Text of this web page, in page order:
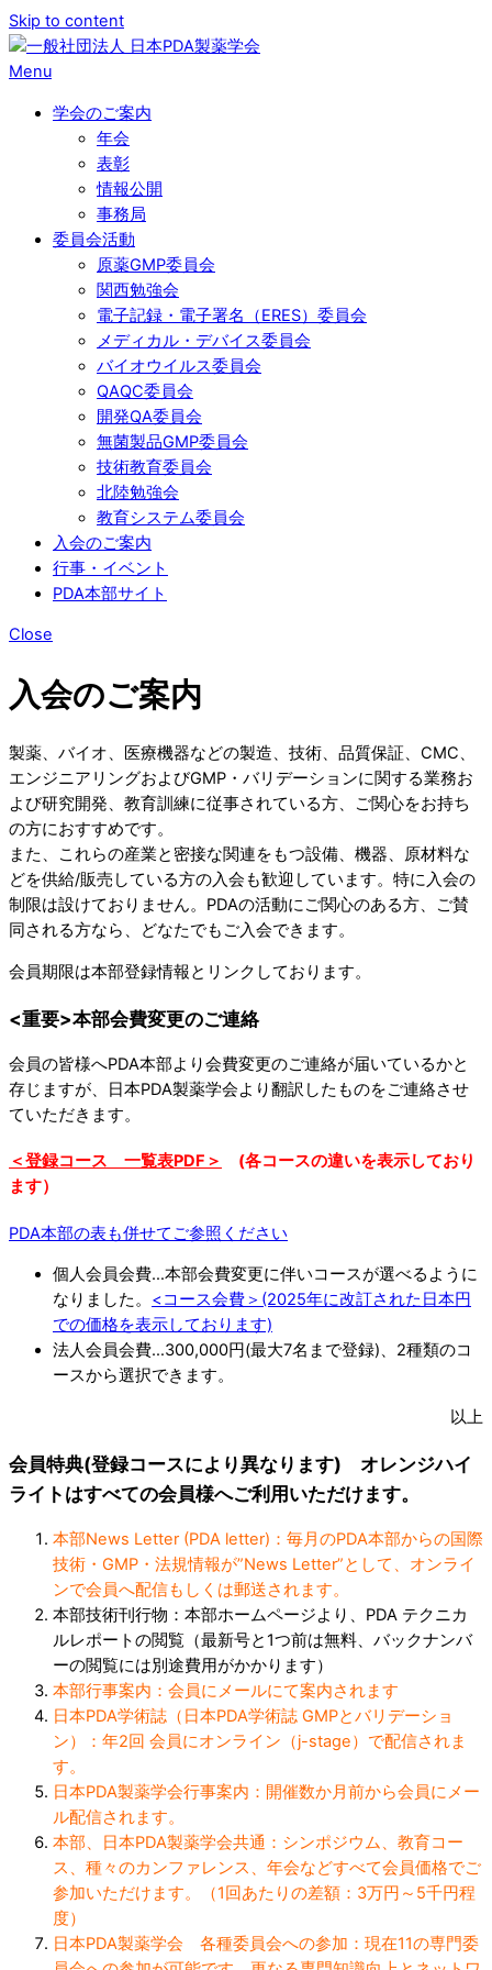
Skip to content
Menu
学会のご案内
年会
表彰
情報公開
事務局
委員会活動
原薬GMP委員会
関西勉強会
電子記録・電子署名（ERES）委員会
メディカル・デバイス委員会
バイオウイルス委員会
QAQC委員会
開発QA委員会
無菌製品GMP委員会
技術教育委員会
北陸勉強会
教育システム委員会
入会のご案内
行事・イベント
PDA本部サイト
Close
入会のご案内
製薬、バイオ、医療機器などの製造、技術、品質保証、CMC、
エンジニアリングおよびGMP・バリデーションに関する業務お
よび研究開発、教育訓練に従事されている方、ご関心をお持ち
の方におすすめです。
また、これらの産業と密接な関連をもつ設備、機器、原材料な
どを供給/販売している方の入会も歓迎しています。特に入会の
制限は設けておりません。PDAの活動にご関心のある方、ご賛
同される方なら、どなたでもご入会できます。
会員期限は本部登録情報とリンクしております。
<重要>本部会費変更のご連絡
会員の皆様へPDA本部より会費変更のご連絡が届いているかと
存じますが、日本PDA製薬学会より翻訳したものをご連絡させ
ていただきます。
＜登録コース 一覧表PDF＞
(各コースの違いを表示しており
ます）
PDA本部の表も併せてご参照ください
個人会員会費…本部会費変更に伴いコースが選べるように
なりました。 <コース会費＞(2025年に改訂された日本円
での価格を表示しております)
法人会員会費…300,000円(最大7名まで登録)、2種類のコ
ースから選択できます。
以上
会員特典(登録コースにより異なります) オレンジハイ
ライトはすべての会員様へご利用いただけます。
本部News Letter (PDA letter)：毎月のPDA本部からの国際
技術・GMP・法規情報が”News Letter”として、オンライ
ンで会員へ配信もしくは郵送されます。
本部技術刊行物：本部ホームページより、PDA テクニカ
ルレポートの閲覧（最新号と1つ前は無料、バックナンバ
ーの閲覧には別途費用がかかります）
本部行事案内：会員にメールにて案内されます
日本PDA学術誌（日本PDA学術誌 GMPとバリデーショ
ン）：年2回 会員にオンライン（j-stage）で配信されま
す。
日本PDA製薬学会行事案内：開催数か月前から会員にメー
ル配信されます。
本部、日本PDA製薬学会共通：シンポジウム、教育コー
ス、種々のカンファレンス、年会などすべて会員価格でご
参加いただけます。（1回あたりの差額：3万円～5千円程
度）
日本PDA製薬学会 各種委員会への参加：現在11の専門委